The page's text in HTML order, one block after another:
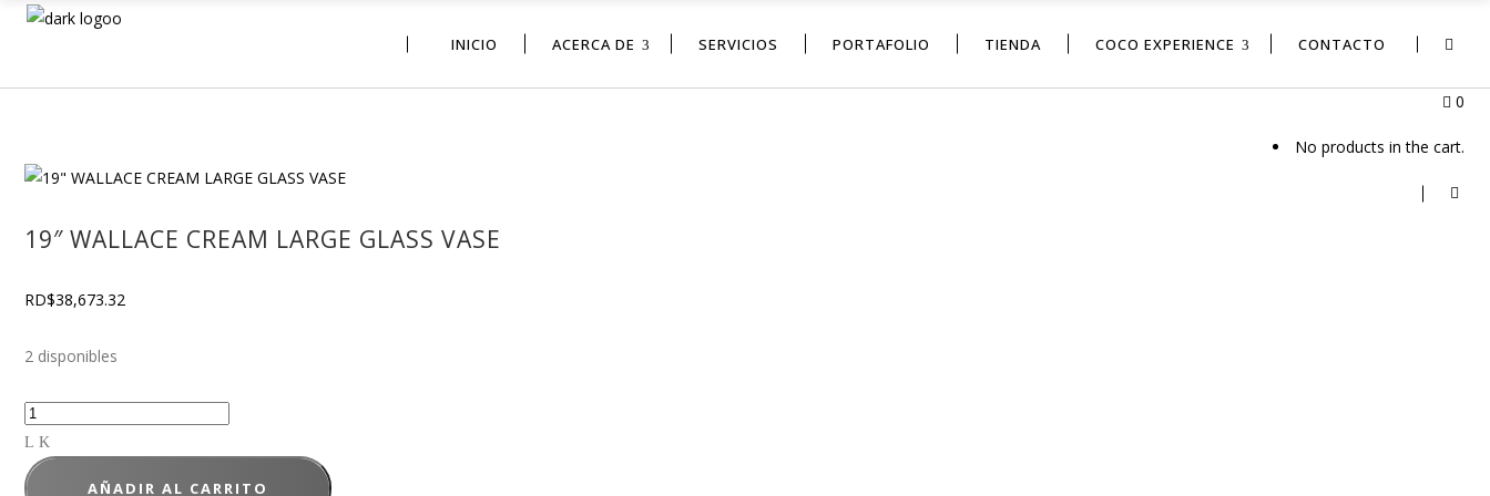
INICIO ACERCA DE SERVICIOS PORTAFOLIO TIENDA COCO EXPERIENCE CONTACTO
0
No products in the cart.
19″ WALLACE CREAM LARGE GLASS VASE
RD$38,673.32
2 disponibles
AÑADIR AL CARRITO